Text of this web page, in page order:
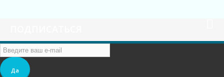
Да